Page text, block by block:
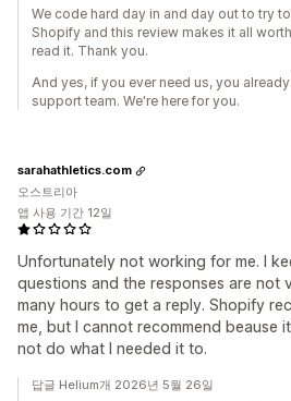
We code hard day in and day out to try
Shopify and this review makes it all
read it. Thank you.
And yes, if you ever need us, you
support team. We're here for you.
Unfortunately not working for me. I
questions and the responses are not
many hours to get a reply. Shopify
me, but I cannot recommend beause
not do what I needed it to.
sarahathletics.com
오스트리아
앱 사용 기간 12일
답글 Helium개 2026년 5월 26일